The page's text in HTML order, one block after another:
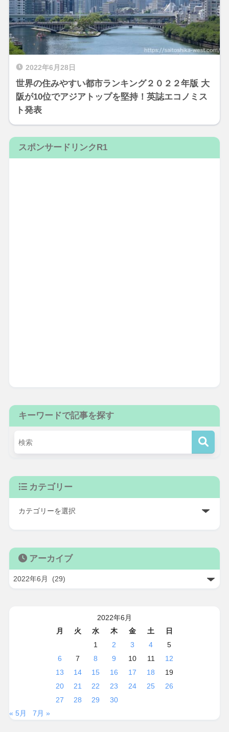
2022年6月28日
世界の住みやすい都市ランキング２０２２年版 大
阪が10位でアジアトップを堅持！英誌エコノミス
ト発表
スポンサードリンクR1
キーワードで記事を探す
カテゴリー
アーカイブ
2022年6月
月
火 水 木 金 土
日
1
2 3 4
5
6
7 8 9 10 11
12
13
14 15 16 17 18
19
20
21 22 23 24 25
26
27
28 29
30
« 5月
7月 »